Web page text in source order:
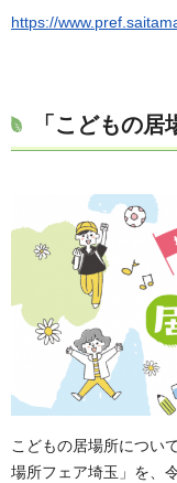
https://
「こどもの
こどもの居場所につい
場所フェア埼玉」を、